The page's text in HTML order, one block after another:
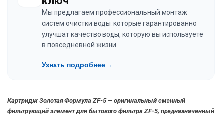
Мы предлагаем профессиональный монтаж
систем очистки воды, которые гарантированно
улучшат качество воды, которую вы используете
в повседневной жизни.
Узнать подробнее→
Картридж Золотая Формула ZF-5 — оригинальный сменный
фильтрующий элемент для бытового фильтра ZF-5, предназначенный